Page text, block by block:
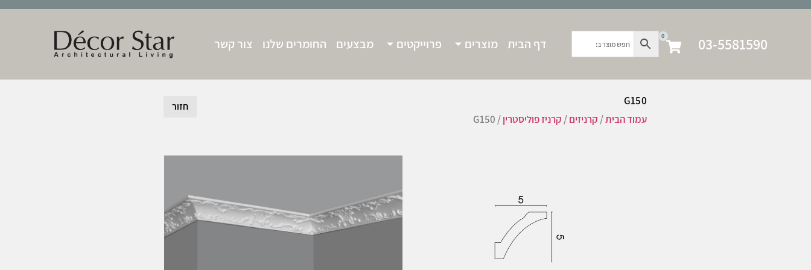
03-5581590
0
דף הבית מוצרים פרוייקטים מבצעים החומרים שלנו צור קשר
G150
עמוד הבית/ קרניזים/ קרניז פוליסטרין/ G150
חזור